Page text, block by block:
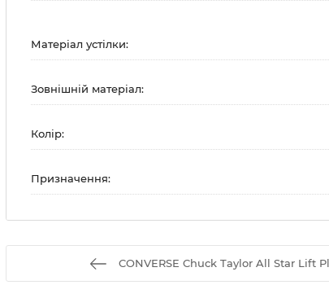
Матеріал устілки:
Зовнішній матеріал:
Колір:
Призначення:
CONVERSE Chuck Taylor All Star Lift